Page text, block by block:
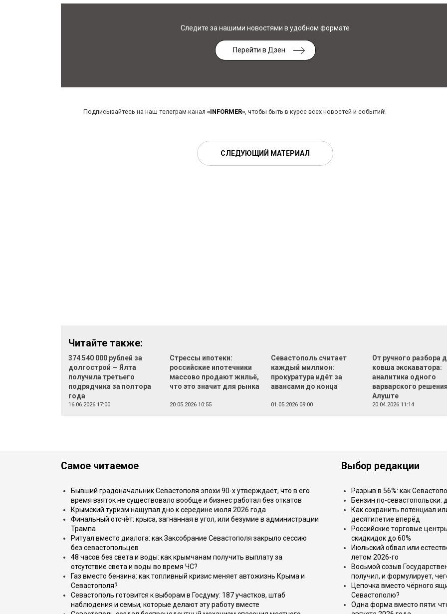
Следите за нашими новостями в удобном формате
Перейти в Дзен
Подписывайтесь на наш телеграм-канал «INFORMER», чтобы быть в курсе всех новостей и событий!
СЛЕДУЮЩИЙ МАТЕРИАЛ
Читайте также:
374 540 000 рублей за
долгострой — Ялта
получила третьего
подрядчика за полтора
года
16.06.2026 17:00
Стрессы ипотеки:
российские ипотечники
массово продают жильё,
что это значит для рынка
20.05.2026 10:55
Севастополь считает
каждый миллион:
прокуратура идёт за
авансами до конца
01.05.2026 09:00
От ручного разбора
ковша экскаватора:
аналитика одного
варварского
Алуште
20.04.2026 11:14
Самое читаемое
Бывший градоначальник Севастополя эпохи 90-х утверждает, что в его
время взяток не существовало вообще и бизнес работал без откатов
Крымский туризм нащупал дно к середине июля 2026 года
Финальный отсчёт: крыса, загнанная в угол, или безумие в администрации
Трампа
Ритуал вместо диалога: как Заксобрание Севастополя закрыло сессию
без севастопольцев
48 часов без света и воды: как крымчанам получить выплату за
отсутствие света и воды во время ЧС?
Газ вместо бензина: как топливный кризис меняет автожизнь Крыма и
Севастополя?
Севастополь готовится к выборам в Госдуму: 187 участков, штаб
наблюдения и семьи, которые делают эту работу вместе
Выбор редакции
Разрыв в 56%: как
Бензин по-севастопольски:
Как сохранить потенциал
десятилетие вперёд
Российские торговые
скидкидок до 60%
Июльский обвал или
летом 2026-го
Восьмой созыв
получил, и формулирует,
Цепочка вместо чёрного
Севастополю?
Одна форма вместо пяти: